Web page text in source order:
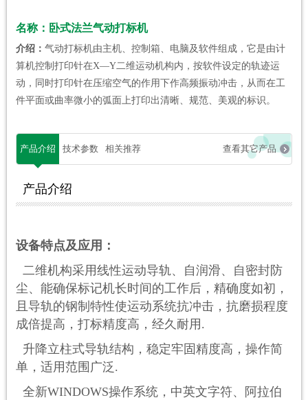
名称：卧式法兰气动打标机
介绍： 气动打标机由主机、控制箱、电脑及软件组成，它是由计
算机控制打印针在X—Y二维运动机构内，按软件设定的轨迹运
动，同时打印针在压缩空气的作用下作高频振动冲击，从而在工
件平面或曲率微小的弧面上打印出清晰、规范、美观的标识。
产品介绍 技术参数 相关推荐 查看其它产品
产品介绍
设备特点及应用：
二维机构采用线性运动导轨、自润滑、自密封防
尘、能确保标记机长时间的工作后，精确度如初，
且导轨的钢制特性使运动系统抗冲击，抗磨损程度
成倍提高，打标精度高，经久耐用.
升降立柱式导轨结构，稳定牢固精度高，操作简
单，适用范围广泛.
全新WINDOWS操作系统，中英文字符、阿拉伯